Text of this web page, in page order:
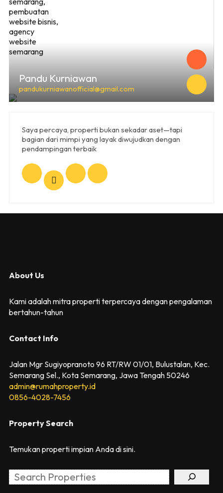
Pandu Kurniawan
pandukurniawanofficial@gmail.com
Saya percaya, properti bukan sekadar aset—tapi
bagian dari mimpi yang layak diwujudkan dengan
pendampingan terbaik
About Us
Kami adalah mitra properti terpercaya dengan pengalaman
bertahun-tahun
Contact Info
Jalan Mgr Sugiyopranoto 96 RT/RW 01/01, Bulustalan, Kec.
Semarang Sel., Kota Semarang, Jawa Tengah 50246
admin@rumahproperty.id
0856-4028-7456
Property Search
Temukan properti impian Anda di sini.
Search